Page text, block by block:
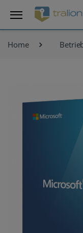
Home